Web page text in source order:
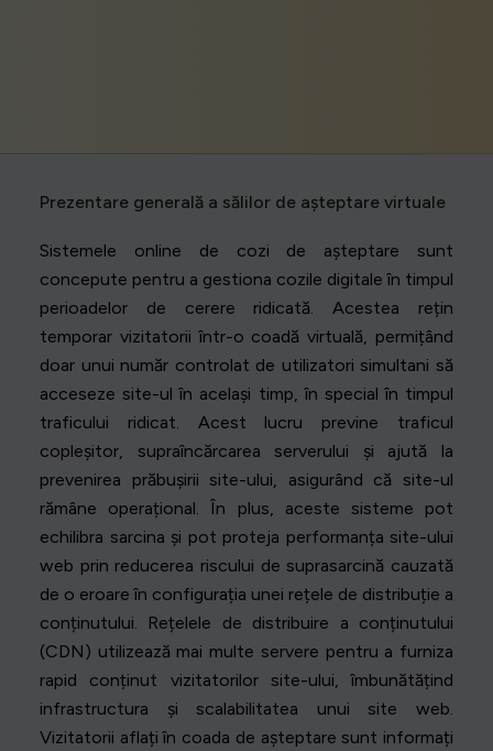
Prezentare generală a sălilor de așteptare virtuale
Sistemele online de cozi de așteptare sunt
concepute pentru a gestiona cozile digitale în timpul
perioadelor de cerere ridicată. Acestea rețin
temporar vizitatorii într-o coadă virtuală, permițând
doar unui număr controlat de utilizatori simultani să
acceseze site-ul în același timp, în special în timpul
traficului ridicat. Acest lucru previne traficul
copleșitor, supraîncărcarea serverului și ajută la
prevenirea prăbușirii site-ului, asigurând că site-ul
rămâne operațional. În plus, aceste sisteme pot
echilibra sarcina și pot proteja performanța site-ului
web prin reducerea riscului de suprasarcină cauzată
de o eroare în configurația unei rețele de distribuție a
conținutului. Rețelele de distribuire a conținutului
(CDN) utilizează mai multe servere pentru a furniza
rapid conținut vizitatorilor site-ului, îmbunătățind
infrastructura și scalabilitatea unui site web.
Vizitatorii aflați în coada de așteptare sunt informați